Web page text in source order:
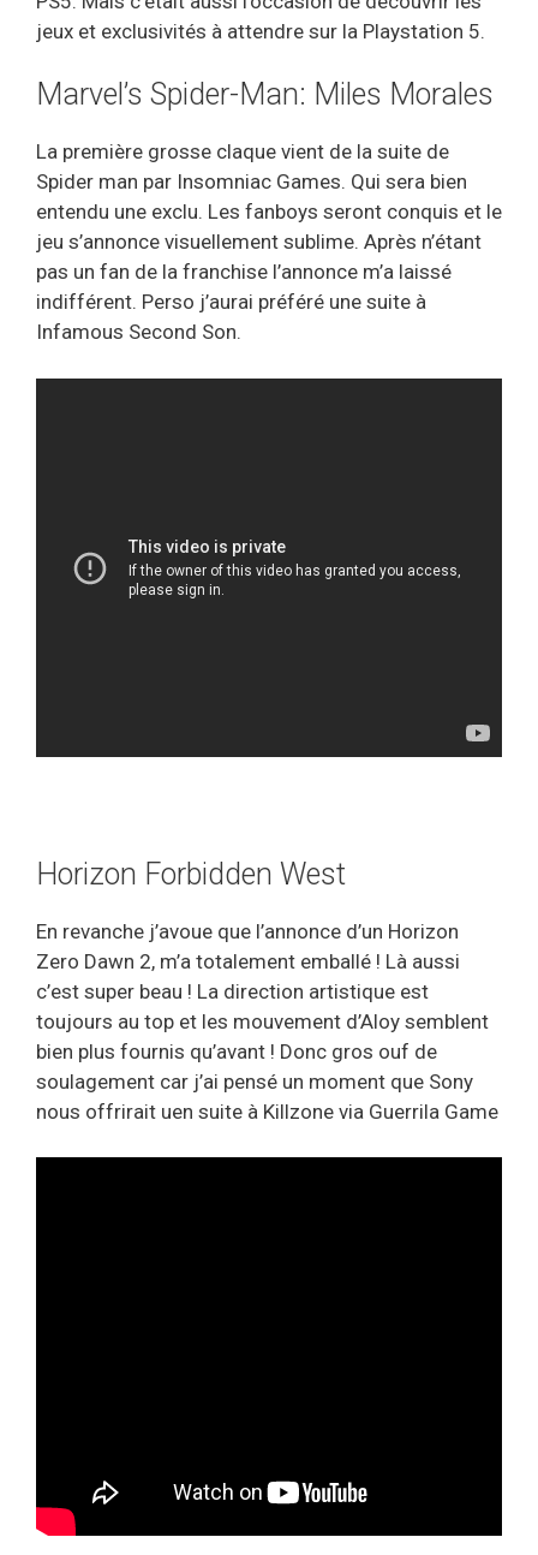
jeux et exclusivités à attendre sur la Playstation 5.
Marvel’s Spider-Man: Miles Morales
La première grosse claque vient de la suite de
Spider man par Insomniac Games. Qui sera bien
entendu une exclu. Les fanboys seront conquis et le
jeu s’annonce visuellement sublime. Après n’étant
pas un fan de la franchise l’annonce m’a laissé
indifférent. Perso j’aurai préféré une suite à
Infamous Second Son.
Horizon Forbidden West
En revanche j’avoue que l’annonce d’un Horizon
Zero Dawn 2, m’a totalement emballé ! Là aussi
c’est super beau ! La direction artistique est
toujours au top et les mouvement d’Aloy semblent
bien plus fournis qu’avant ! Donc gros ouf de
soulagement car j’ai pensé un moment que Sony
nous offrirait uen suite à Killzone via Guerrila Game